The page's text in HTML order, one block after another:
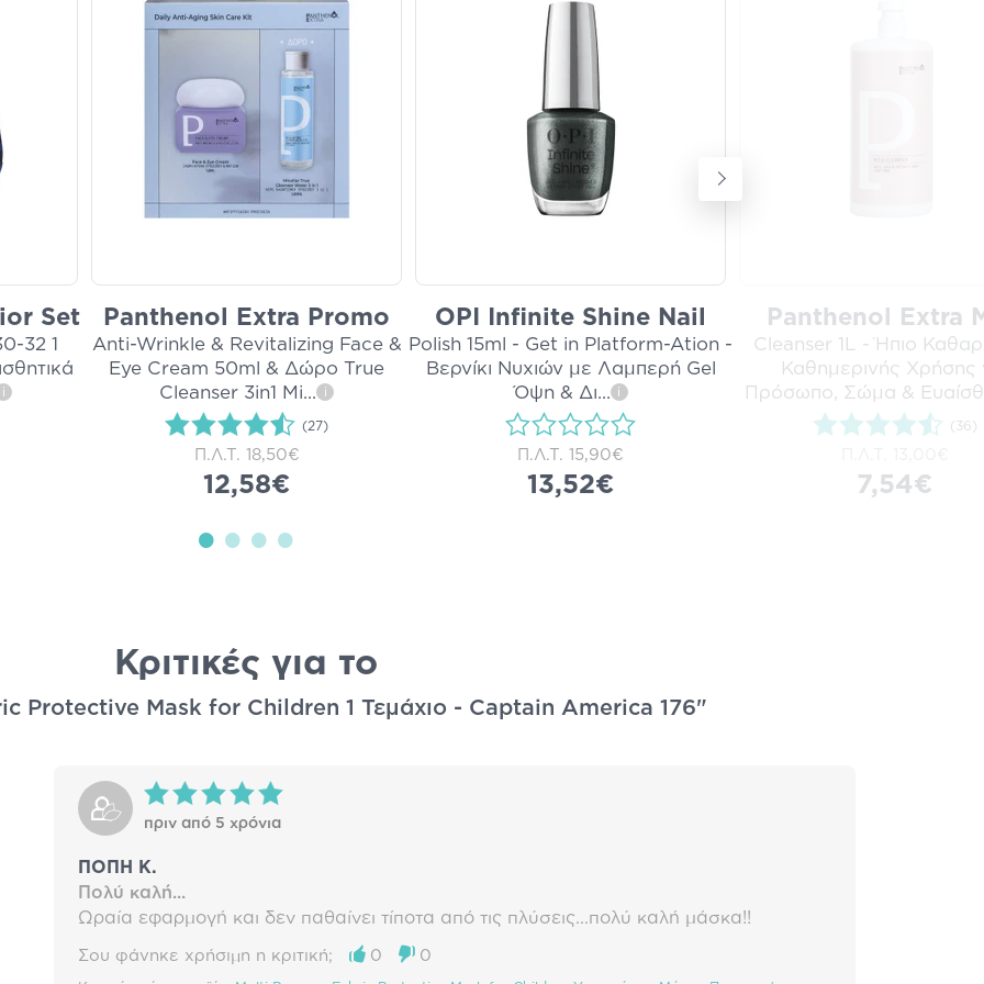
Set
32 1
i
Panthenol Extra Promo
Anti-Wrinkle & Revitalizing Face &
Eye Cream 50ml & Δώρο True
Cleanser 3in1 Mi... i
(27)
Π.Λ.Τ. 18,50€
12,58€
OPI Infinite Shine Nail
Polish 15ml - Get in Platform-Ation -
Βερνίκι Νυχιών με Λαμπερή Gel
Όψη & Δι... i
Π.Λ.Τ. 15,90€
13,52€
Panthenol Extra
Cleanser 1L - Ήπιο
Καθημερινής Χρήσης
Πρόσωπο, Σώμα &
(36)
7,54€
Κριτικές για το
Protective Mask for Children 1 Τεμάχιο - Captain America 176"
πριν από 5 χρόνια
ΠΟΠΗ Κ.
Πολύ καλή...
Ωραία εφαρμογή και δεν παθαίνει τίποτα από τις πλύσεις...πολύ καλή μάσκα!!
Σου φάνηκε χρήσιμη η κριτική; 0 0